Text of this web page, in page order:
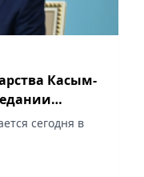
Касым-
сегодня в